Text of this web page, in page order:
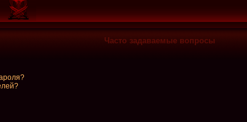
Часто задаваемые вопросы